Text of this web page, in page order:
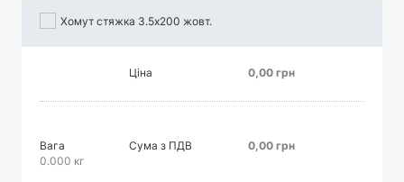
Хомут стяжка 3.5х200 жовт.
Ціна 0,00 грн
Вага
0.000 кг
Сума з ПДВ 0,00 грн